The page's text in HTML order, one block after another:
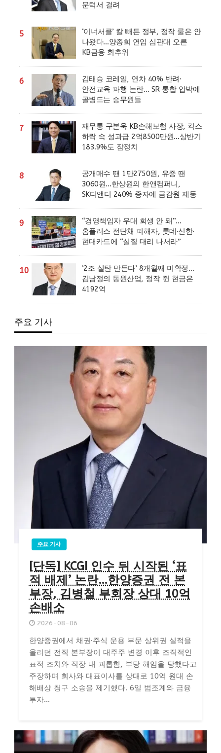
문턱서 걸려
5
‘이너서클’ 칼 빼든 정부, 정작 룰은 안
나왔다…양종희 연임 심판대 오른
KB금융 회추위
6
김태승 코레일, 연차 40% 반려·
안전교육 파행 논란… SR 통합 압박에
골병드는 승무원들
7
재무통 구본욱 KB손해보험 사장, 킥스
하락 속 성과급 2억8500만원…상반기
183.9%도 잠정치
8
공개매수 땐 1만2750원, 유증 땐
3060원…한상원의 한앤컴퍼니,
SK디앤디 240% 증자에 금감원 제동
9
“경영책임자 우대 회생 안 돼”…
홈플러스 전단채 피해자, 롯데·신한·
현대카드에 “실질 대리 나서라”
10
‘2조 실탄 만든다’ 8개월째 미확정…
김남정의 동원산업, 정작 쥔 현금은
4192억
주요 기사
주요 기사
[단독] KCGI 인수 뒤 시작된 ‘표
적 배제’ 논란…한양증권 전 본
부장, 김병철 부회장 상대 10억
손배소
2026-08-06
한양증권에서 채권·주식 운용 부문 상위권 실적을
올리던 전직 본부장이 대주주 변경 이후 조직적인
표적 조치와 직장 내 괴롭힘, 부당 해임을 당했다고
주장하며 회사와 대표이사를 상대로 10억 원대 손
해배상 청구 소송을 제기했다. 6일 법조계와 금융
투자...